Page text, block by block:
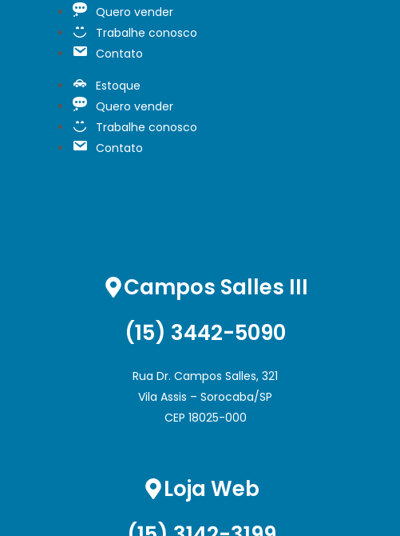
Quero vender
Trabalhe conosco
Contato
Estoque
Quero vender
Trabalhe conosco
Contato
Campos Salles III
(15) 3442-5090
Rua Dr. Campos Salles, 321
Vila Assis – Sorocaba/SP
CEP 18025-000
Loja Web